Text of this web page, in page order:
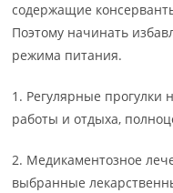
содержащие
Поэтому начинать
режима питания.
1. Регулярные прогулки
работы и отдыха,
2. Медикаментозное
выбранные